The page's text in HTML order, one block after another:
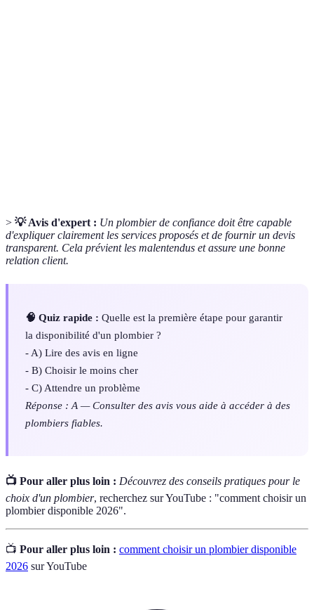
> 💡 Avis d'expert : Un plombier de confiance doit être capable
d'expliquer clairement les services proposés et de fournir un devis
transparent. Cela prévient les malentendus et assure une bonne
relation client.
🧠 Quiz rapide : Quelle est la première étape pour garantir
la disponibilité d'un plombier ?
- A) Lire des avis en ligne
- B) Choisir le moins cher
- C) Attendre un problème
Réponse : A — Consulter des avis vous aide à accéder à des
plombiers fiables.
📺 Pour aller plus loin : Découvrez des conseils pratiques pour le
choix d'un plombier, recherchez sur YouTube : "comment choisir un
plombier disponible 2026".
📺 Pour aller plus loin : comment choisir un plombier disponible
2026 sur YouTube